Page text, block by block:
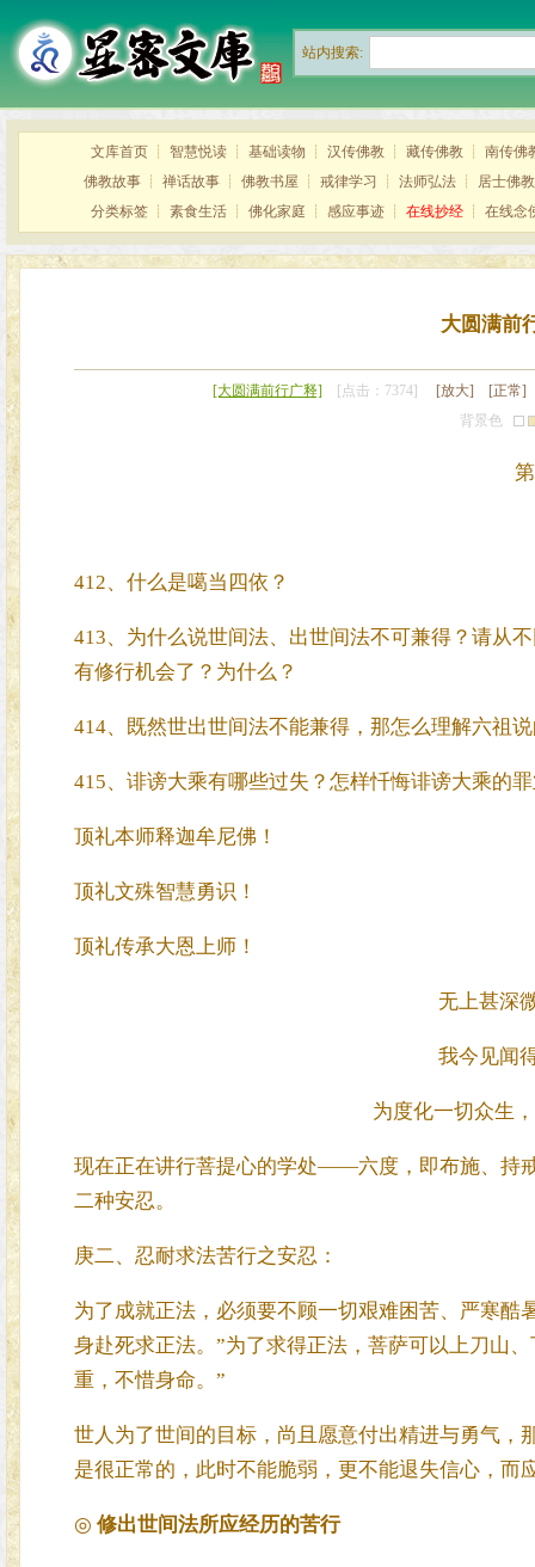
站内搜索:
文库首页 ┊ 智慧悦读 ┊ 基础读物 ┊ 汉传佛教 ┊ 藏传佛教 ┊ 南传佛
佛教故事 ┊ 禅话故事 ┊ 佛教书屋 ┊ 戒律学习 ┊ 法师弘法 ┊ 居士佛教
分类标签 ┊ 素食生活 ┊ 佛化家庭 ┊ 感应事迹 ┊ 在线抄经 ┊ 在线念
大圆满前
[大圆满前行广释] [点击：7374] [放大]
[正常]
背景色
412、什么是噶当四依？
413、为什么说世间法、出世间法不可兼得？请从
有修行机会了？为什么？
414、既然世出世间法不能兼得，那怎么理解六祖
415、诽谤大乘有哪些过失？怎样忏悔诽谤大乘的
顶礼本师释迦牟尼佛！
顶礼文殊智慧勇识！
顶礼传承大恩上师！
无上甚深
我今见闻
为度化一切众生
现在正在讲行菩提心的学处——六度，即布施、持
二种安忍。
庚二、忍耐求法苦行之安忍：
为了成就正法，必须要不顾一切艰难困苦、严寒酷
身赴死求正法。”为了求得正法，菩萨可以上刀山
重，不惜身命。”
世人为了世间的目标，尚且愿意付出精进与勇气，
是很正常的，此时不能脆弱，更不能退失信心，而
◎ 修出世间法所应经历的苦行